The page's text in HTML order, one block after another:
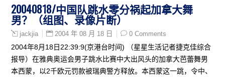
20040818/中国队跳水零分祸起加拿大舞
男？（组图、录像片断）
jackjia 2004 年 08 月 18 日 0 Comments
2004年8月18日22:39:9(京港台时间) （星星生活记者捷克佳综合
报导）在雅典奥运会男子跳水比赛中大出风头的加拿大芭蕾舞男
本西蒙，以2千欧元罚款被瑞典警方释放。本西蒙这一跳，令中、